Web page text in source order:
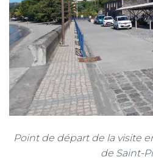
Point de départ de la visite
de Saint-